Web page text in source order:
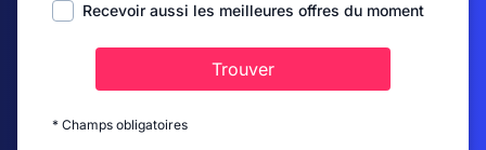
Recevoir aussi les meilleures offres du moment
Trouver
* Champs obligatoires